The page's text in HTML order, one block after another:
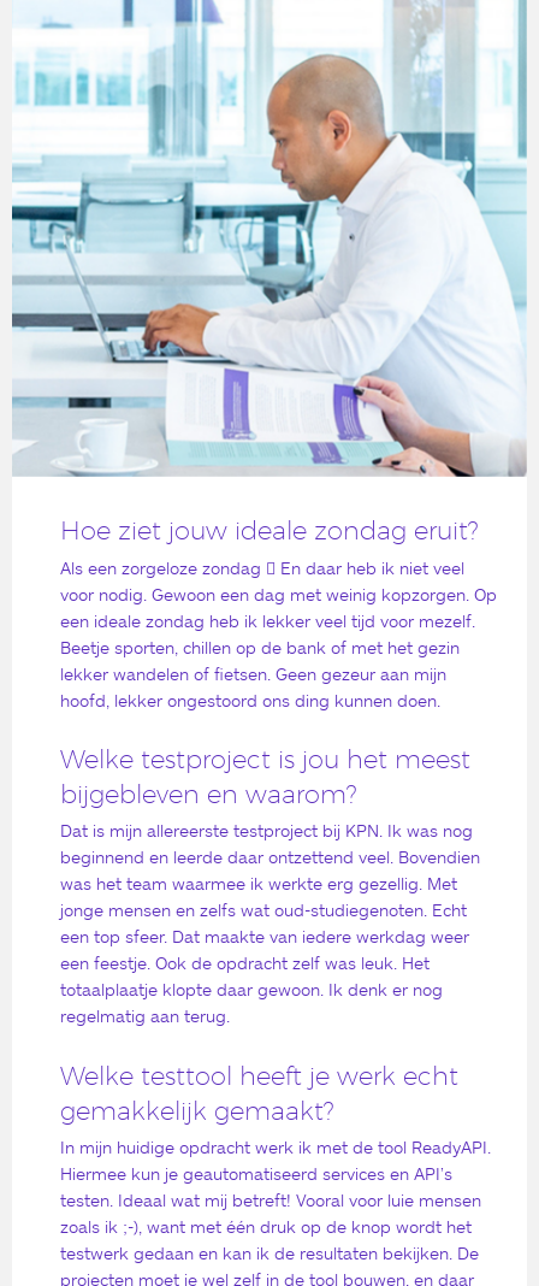
Hoe ziet jouw ideale zondag eruit?
Als een zorgeloze zondag  En daar heb ik niet veel
voor nodig. Gewoon een dag met weinig kopzorgen. Op
een ideale zondag heb ik lekker veel tijd voor mezelf.
Beetje sporten, chillen op de bank of met het gezin
lekker wandelen of fietsen. Geen gezeur aan mijn
hoofd, lekker ongestoord ons ding kunnen doen.
Welke testproject is jou het meest
bijgebleven en waarom?
Dat is mijn allereerste testproject bij KPN. Ik was nog
beginnend en leerde daar ontzettend veel. Bovendien
was het team waarmee ik werkte erg gezellig. Met
jonge mensen en zelfs wat oud-studiegenoten. Echt
een top sfeer. Dat maakte van iedere werkdag weer
een feestje. Ook de opdracht zelf was leuk. Het
totaalplaatje klopte daar gewoon. Ik denk er nog
regelmatig aan terug.
Welke testtool heeft je werk echt
gemakkelijk gemaakt?
In mijn huidige opdracht werk ik met de tool ReadyAPI.
Hiermee kun je geautomatiseerd services en API’s
testen. Ideaal wat mij betreft! Vooral voor luie mensen
zoals ik ;-), want met één druk op de knop wordt het
testwerk gedaan en kan ik de resultaten bekijken. De
projecten moet je wel zelf in de tool bouwen, en daar